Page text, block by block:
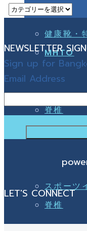
健康靴・
脊椎
スポーツ
MHTO
健康靴・
脊椎
Categories
NEWSLETTER
Sign up for
Email Address
LET'S